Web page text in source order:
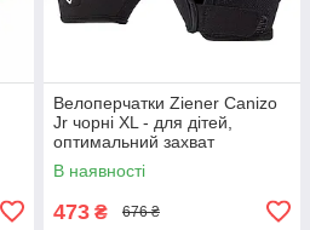
Велоперчатки Ziener Canizo
Jr чорні XL - для дітей,
оптимальний захват
В наявності
473 ₴ 676 ₴